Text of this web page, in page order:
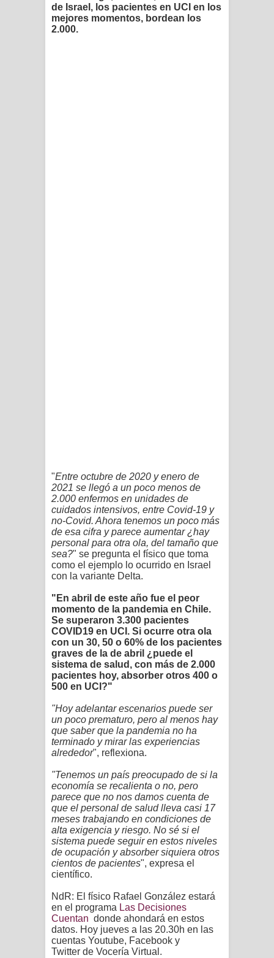
de Israel, los pacientes en UCI en los
mejores momentos, bordean los
2.000.
"Entre octubre de 2020 y enero de
2021 se llegó a un poco menos de
2.000 enfermos en unidades de
cuidados intensivos, entre Covid-19 y
no-Covid. Ahora tenemos un poco más
de esa cifra y parece aumentar ¿hay
personal para otra ola, del tamaño que
sea?" se pregunta el físico que toma
como el ejemplo lo ocurrido en Israel
con la variante Delta.
"En abril de este año fue el peor
momento de la pandemia en Chile.
Se superaron 3.300 pacientes
COVID19 en UCI. Si ocurre otra ola
con un 30, 50 o 60% de los pacientes
graves de la de abril ¿puede el
sistema de salud, con más de 2.000
pacientes hoy, absorber otros 400 o
500 en UCI?"
"Hoy adelantar escenarios puede ser
un poco prematuro, pero al menos hay
que saber que la pandemia no ha
terminado y mirar las experiencias
alrededor", reflexiona.
"Tenemos un país preocupado de si la
economía se recalienta o no, pero
parece que no nos damos cuenta de
que el personal de salud lleva casi 17
meses trabajando en condiciones de
alta exigencia y riesgo. No sé si el
sistema puede seguir en estos niveles
de ocupación y absorber siquiera otros
cientos de pacientes", expresa el
científico.
NdR: El físico Rafael González estará
en el programa Las Decisiones
Cuentan donde ahondará en estos
datos. Hoy jueves a las 20.30h en las
cuentas Youtube, Facebook y
Twitter de Vocería Virtual.